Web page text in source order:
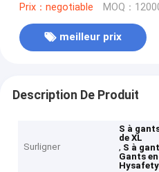
Prix：negotiable MOQ：
meilleur prix
Description De Produit
Surligner
S à
de XL
, S à
Gants
Hysafety